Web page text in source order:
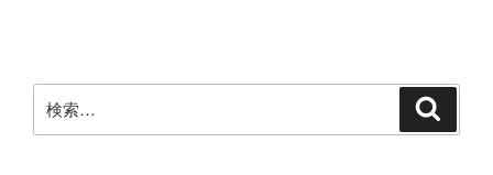
索: